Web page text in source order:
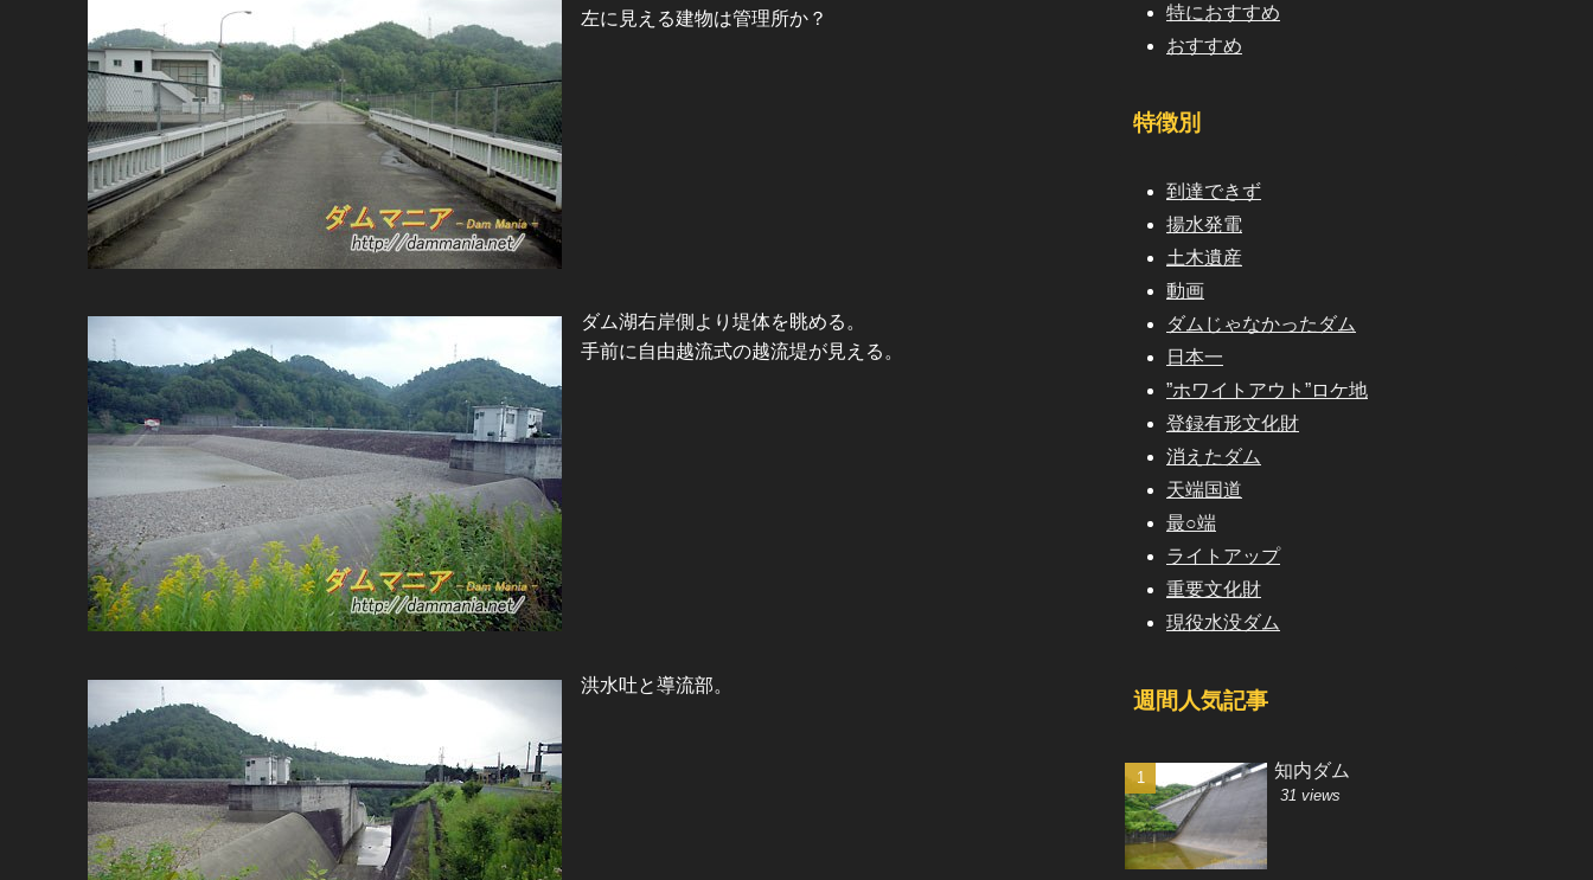
左に見える建物は管理所か？
ダム湖右岸側より堤体を眺める。
手前に自由越流式の越流堤が見える。
洪水吐と導流部。
特におすすめ
おすすめ
特徴別
到達できず
揚水発電
土木遺産
動画
ダムじゃなかったダム
日本一
”ホワイトアウト”ロケ地
登録有形文化財
消えたダム
天端国道
最○端
ライトアップ
重要文化財
現役水没ダム
週間人気記事
知内ダム
31 views